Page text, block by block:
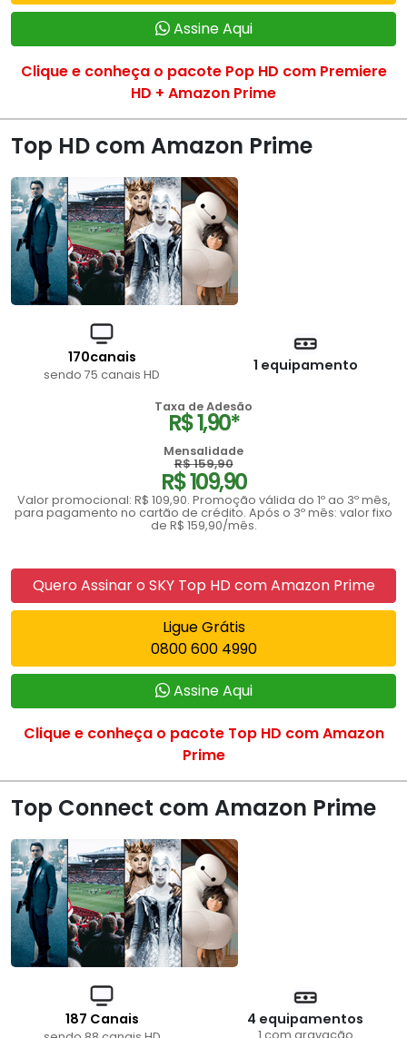
Assine Aqui
Clique e conheça o pacote Pop HD com Premiere
HD + Amazon Prime
Top HD com Amazon Prime
170canais
sendo 75 canais HD
1 equipamento
Taxa de Adesão
R$ 1,90*
Mensalidade
R$ 159,90
R$ 109,90
Valor promocional: R$ 109,90. Promoção válida do 1º ao 3º mês,
para pagamento no cartão de crédito. Após o 3º mês: valor fixo
de R$ 159,90/mês.
Quero Assinar o SKY Top HD com Amazon Prime
Ligue Grátis
0800 600 4990
Assine Aqui
Clique e conheça o pacote Top HD com Amazon
Prime
Top Connect com Amazon Prime
187 Canais 4 equipamentos
1 com gravação